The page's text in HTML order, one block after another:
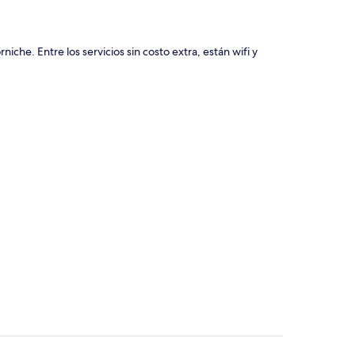
Entre los servicios sin costo extra, están wifi y